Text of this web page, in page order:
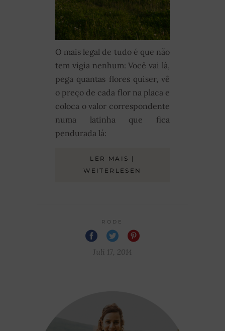
O mais legal de tudo é que não
tem vigia nenhum: Você vai lá,
pega quantas flores quiser, vê
o preço de cada flor na placa e
coloca o valor correspondente
numa latinha que fica
pendurada lá:
LER MAIS |
WEITERLESEN
RODE
Juli 17, 2014